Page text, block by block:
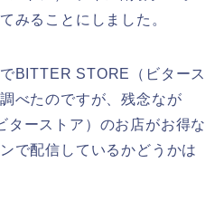
みることにしました。
BITTER STORE（ビタース
べたのですが、残念なが
ーストア）のお店がお得な
で配信しているかどうかは